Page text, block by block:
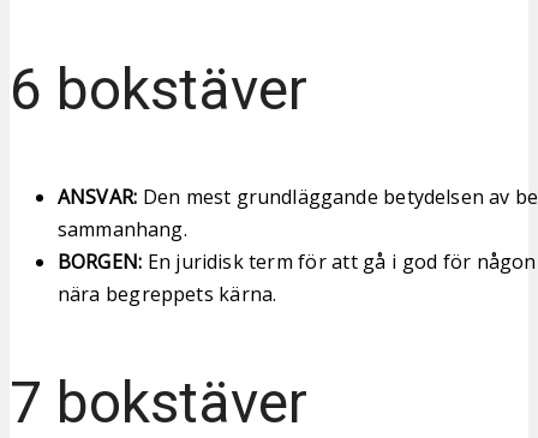
6 bokstäver
ANSVAR: Den mest grundläggande betydelsen av
sammanhang.
BORGEN: En juridisk term för att gå i god för
nära begreppets kärna.
7 bokstäver